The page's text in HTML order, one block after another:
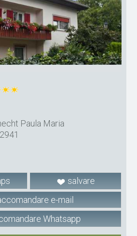
Paula Maria
salvare
e-mail
Whatsapp